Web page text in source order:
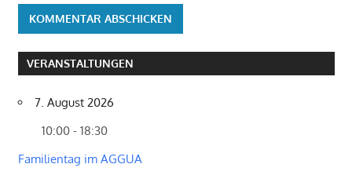
VERANSTALTUNGEN
7. August 2026
10:00 - 18:30
Familientag im AGGUA